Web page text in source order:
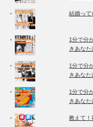
結婚って
1分で分
きあなた
1分で分
きあなた
1分で分
きあなた
教えて